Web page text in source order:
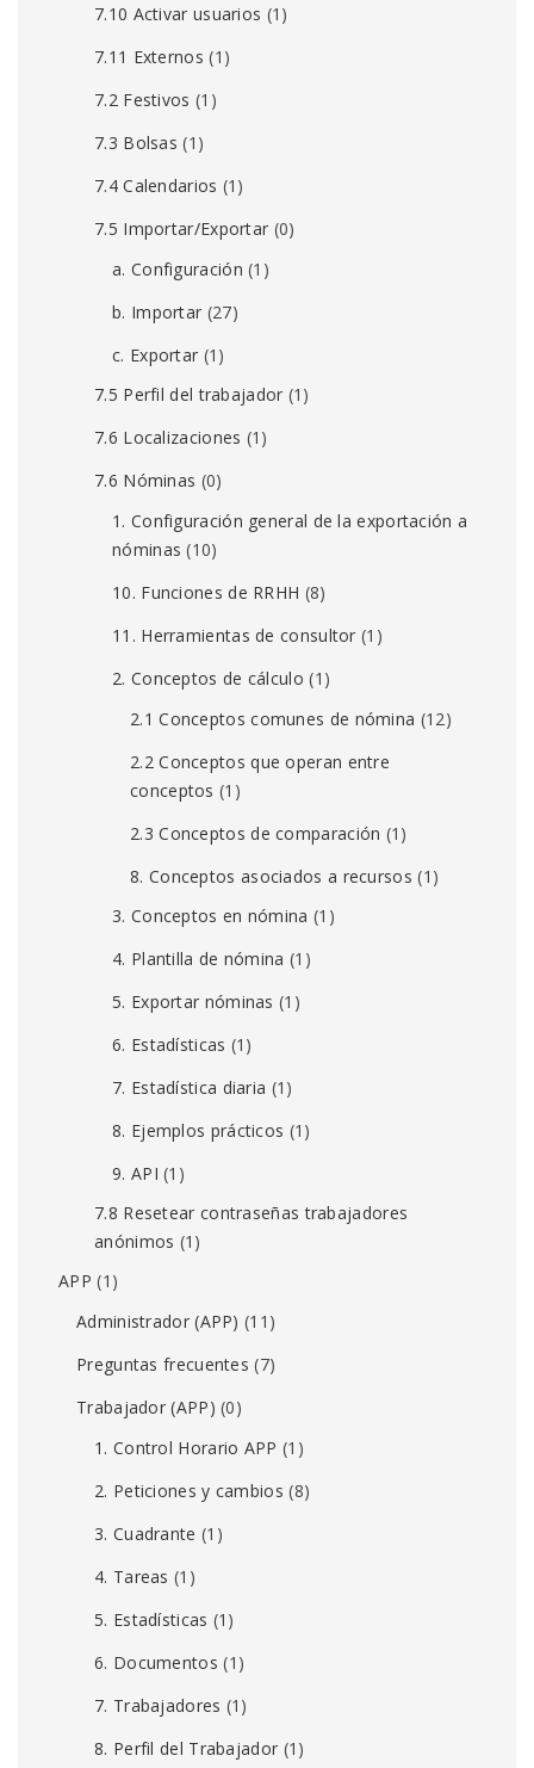
7.10 Activar usuarios (1)
7.11 Externos (1)
7.2 Festivos (1)
7.3 Bolsas (1)
7.4 Calendarios (1)
7.5 Importar/Exportar (0)
a. Configuración (1)
b. Importar (27)
c. Exportar (1)
7.5 Perfil del trabajador (1)
7.6 Localizaciones (1)
7.6 Nóminas (0)
1. Configuración general de la exportación a
nóminas (10)
10. Funciones de RRHH (8)
11. Herramientas de consultor (1)
2. Conceptos de cálculo (1)
2.1 Conceptos comunes de nómina (12)
2.2 Conceptos que operan entre
conceptos (1)
2.3 Conceptos de comparación (1)
8. Conceptos asociados a recursos (1)
3. Conceptos en nómina (1)
4. Plantilla de nómina (1)
5. Exportar nóminas (1)
6. Estadísticas (1)
7. Estadística diaria (1)
8. Ejemplos prácticos (1)
9. API (1)
7.8 Resetear contraseñas trabajadores
anónimos (1)
APP (1)
Administrador (APP) (11)
Preguntas frecuentes (7)
Trabajador (APP) (0)
1. Control Horario APP (1)
2. Peticiones y cambios (8)
3. Cuadrante (1)
4. Tareas (1)
5. Estadísticas (1)
6. Documentos (1)
7. Trabajadores (1)
8. Perfil del Trabajador (1)